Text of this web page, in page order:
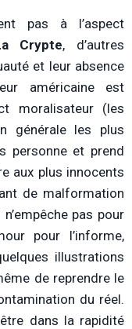
pas à l’aspect
Crypte, d’autres
et leur absence
américaine est
moralisateur (les
générale les plus
personne et prend
aux plus innocents
de malformation
pas pour
pour l’informe,
illustrations
de reprendre le
du réel.
dans la rapidité